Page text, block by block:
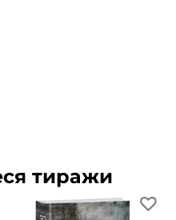
тиражи